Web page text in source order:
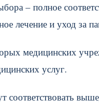
– полное
лечение и уход за
медицинских
услуг.